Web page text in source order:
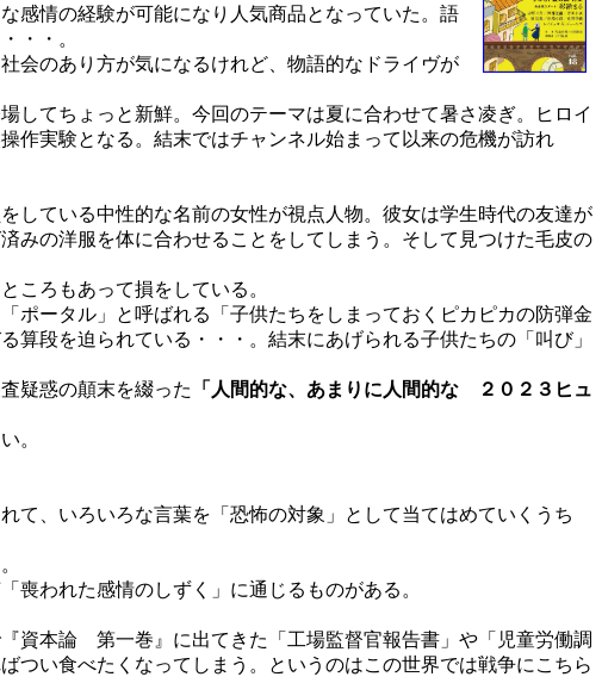
感情の経験が可能になり人気商品となっていた。語
・・。
会のあり方が気になるけれど、物語的なドライヴが
してちょっと新鮮。今回のテーマは夏に合わせて暑さ凌ぎ。ヒロイ
作実験となる。結末ではチャンネル始まって以来の危機が訪れ
している中性的な名前の女性が視点人物。彼女は学生時代の友達が
みの洋服を体に合わせることをしてしまう。そして見つけた毛皮の
ころもあって損をしている。
ポータル」と呼ばれる「子供たちをしまっておくピカピカの防弾金
段を迫られている・・・。結末にあげられる子供たちの「叫び」
疑惑の顛末を綴った
「人間的な、あまりに人間的な ２０２３ヒュ
。
、いろいろな言葉を「恐怖の対象」として当てはめていくうち
われた感情のしずく」に通じるものがある。
資本論 第一巻』に出てきた「工場監督官報告書」や「児童労働調
つい食べたくなってしまう。というのはこの世界では戦争にこちら